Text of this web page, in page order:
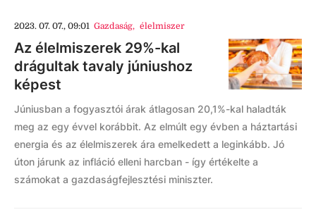
2023. 07. 07., 09:01 Gazdaság, élelmiszer
Az élelmiszerek 29%-kal
drágultak tavaly júniushoz
képest
Júniusban a fogyasztói árak átlagosan 20,1%-kal haladták
meg az egy évvel korábbit. Az elmúlt egy évben a háztartási
energia és az élelmiszerek ára emelkedett a leginkább. Jó
úton járunk az infláció elleni harcban - így értékelte a
számokat a gazdaságfejlesztési miniszter.